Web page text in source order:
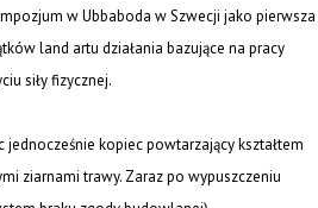
w Ubbaboda w Szwecji jako pierwsza
land artu działania bazujące na pracy
siły fizycznej.
jednocześnie kopiec powtarzający kształtem
ziarnami trawy. Zaraz po wypuszczeniu